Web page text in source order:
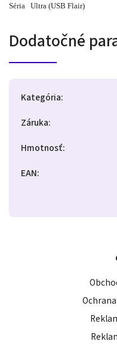
Séria Ultra (USB Flair)
Dodatočné
Kategória:
Záruka:
Hmotnosť:
EAN: